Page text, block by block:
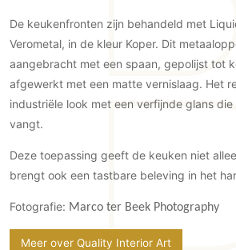
Keukenapparatuur
Keukenbladen
Keukenaccessoires
Keukenkranen
Ramen en deuren
Aluminium deuren
Houten deuren
3D visualisaties
Gevel
Gevelbekleding
Stucwerk
Schilderwerk buiten
Natuursteen en keramiek
buitenvloeren
Vlonders
Zonwering
Zonwering buiten
Tuin
Villa
Zwembad
Zakelijk
Horeca
Kantoor
De keukenfronten zijn behandeld met
Verometal, in de kleur Koper. Dit
aangebracht met een spaan, gepolijst tot
afgewerkt met een matte vernislaag. Het
industriële look met een verfijnde glans
vangt.
Deze toepassing geeft de keuken niet
brengt ook een tastbare beleving in het
Fotografie: Marco ter Beek Photography
Meer over Quality Interior Art